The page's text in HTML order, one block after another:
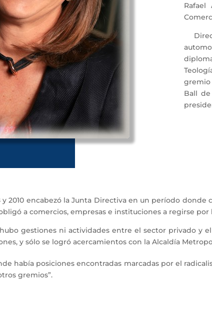
gremio
Ball
2010 encabezó la Junta Directiva en un período
a comercios, empresas e instituciones a regirse
gestiones ni actividades entre el sector privado y
y sólo se logró acercamientos con la Alcaldía
había posiciones encontradas marcadas por el
gremios”.